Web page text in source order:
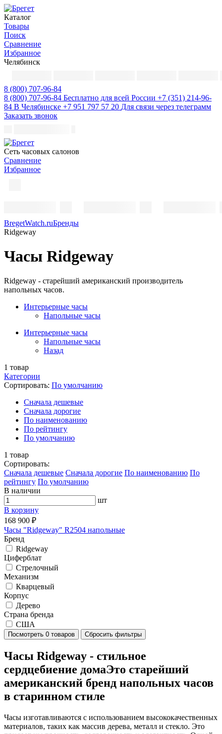
Каталог
Товары
Поиск
Сравнение
Избранное
Челябинск
8 (800) 707-96-84
8 (800) 707-96-84 Бесплатно для всей России +7 (351) 214-96-
84 В Челябинске +7 951 797 57 20 Для связи через телеграмм
Заказать звонок
Cеть часовых салонов
Сравнение
Избранное
BregetWatch.ruБренды
Ridgeway
Часы Ridgeway
Ridgeway - старейший американский производитель
напольных часов.
Интерьерные часы
Напольные часы
Интерьерные часы
Напольные часы
Назад
1 товар
Категории
Сортировать: По умолчанию
Cначала дешевые
Cначала дорогие
По наименованию
По рейтингу
По умолчанию
1 товар
Сортировать:
Cначала дешевые Cначала дорогие По наименованию По
рейтингу По умолчанию
В наличии
шт
В корзину
168 900 ₽
Часы "Ridgeway" R2504 напольные
Бренд
Ridgeway
Циферблат
Стрелочный
Механизм
Кварцевый
Корпус
Дерево
Страна бренда
США
Посмотреть 0 товаров Сбросить фильтры
Часы Ridgeway - стильное
сердцебиение домаЭто старейший
американский бренд напольных часов
в старинном стиле
Часы изготавливаются с использованием высококачественных
материалов, таких как массив дерева, металл и стекло. Это